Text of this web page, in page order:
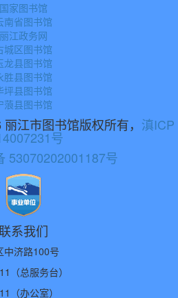
国家图书馆
南省图书馆
丽江政务网
城区图书馆
龙县图书馆
胜县图书馆
坪县图书馆
蒗县图书馆
江市图书馆版权所有， 滇ICP
号
53070202001187号
系我们
中济路100号
（总服务台）
（办公室）